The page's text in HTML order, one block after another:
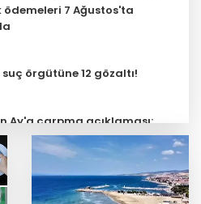
ödemeleri 7 Ağustos'ta
örgütüne 12 gözaltı!
Ay'a çarpma açıklaması:
operasyonları için
mercan resifleri için koruma
180 deniz canlısı türü kayıt